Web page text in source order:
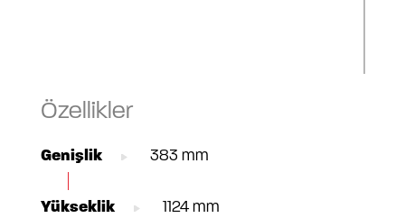
Özellikler
Genişlik 383 mm
Yükseklik 1124 mm